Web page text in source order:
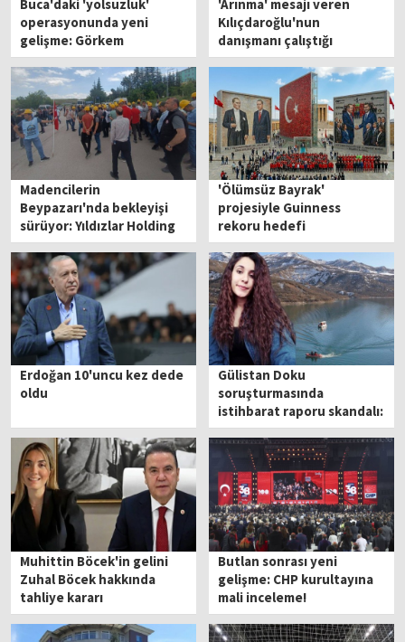
Buca'daki 'yolsuzluk'
operasyonunda yeni
gelişme: Görkem
Duman'dan ilk fotoğraf!
'Arınma' mesajı veren
Kılıçdaroğlu'nun
danışmanı çalıştığı
gazetenin parasını
zimmetine geçirmiş
Madencilerin
Beypazarı'nda bekleyişi
sürüyor: Yıldızlar Holding
önüne çağrı
'Ölümsüz Bayrak'
projesiyle Guinness
rekoru hedefi
Erdoğan 10'uncu kez dede
oldu
Gülistan Doku
soruşturmasında
istihbarat raporu skandalı:
Daraltılmış baz incelemesi
neden yapılmadı?
Muhittin Böcek'in gelini
Zuhal Böcek hakkında
tahliye kararı
Butlan sonrası yeni
gelişme: CHP kurultayına
mali inceleme!